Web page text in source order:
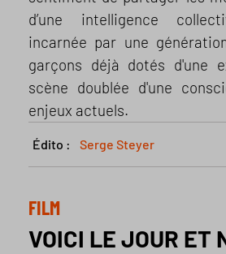
d’une intelligence
incarnée par une
garçons déjà dotés d'une
scène doublée d'une
enjeux actuels.
Édito : Serge Steyer
FILM
VOICI LE JOUR ET